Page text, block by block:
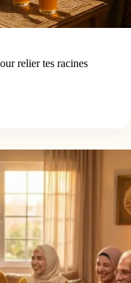
relier tes racines